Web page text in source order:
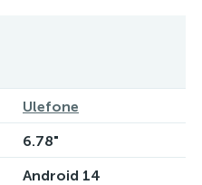
Ulefone
6.78"
Android 14